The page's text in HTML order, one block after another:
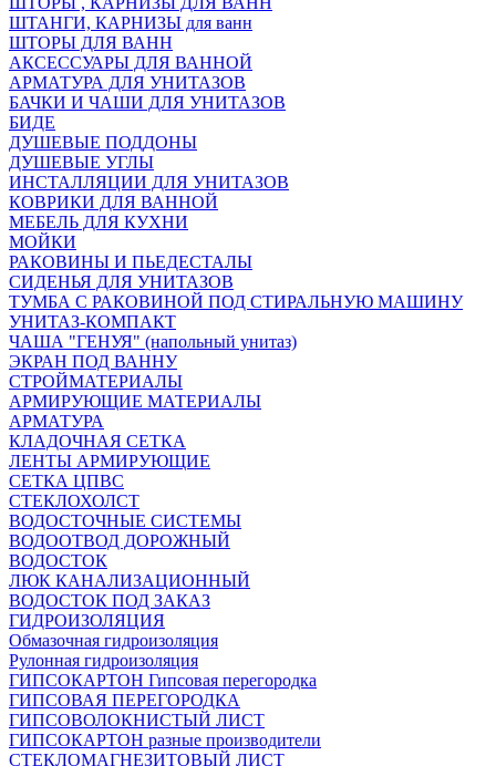
ШТАНГИ, КАРНИЗЫ для ванн
ШТОРЫ ДЛЯ ВАНН
АКСЕССУАРЫ ДЛЯ ВАННОЙ
АРМАТУРА ДЛЯ УНИТАЗОВ
БАЧКИ И ЧАШИ ДЛЯ УНИТАЗОВ
БИДЕ
ДУШЕВЫЕ ПОДДОНЫ
ДУШЕВЫЕ УГЛЫ
ИНСТАЛЛЯЦИИ ДЛЯ УНИТАЗОВ
КОВРИКИ ДЛЯ ВАННОЙ
МЕБЕЛЬ ДЛЯ КУХНИ
МОЙКИ
РАКОВИНЫ И ПЬЕДЕСТАЛЫ
СИДЕНЬЯ ДЛЯ УНИТАЗОВ
ТУМБА С РАКОВИНОЙ ПОД СТИРАЛЬНУЮ МАШИНУ
УНИТАЗ-КОМПАКТ
ЧАША "ГЕНУЯ" (напольный унитаз)
ЭКРАН ПОД ВАННУ
СТРОЙМАТЕРИАЛЫ
АРМИРУЮЩИЕ МАТЕРИАЛЫ
АРМАТУРА
КЛАДОЧНАЯ СЕТКА
ЛЕНТЫ АРМИРУЮЩИЕ
СЕТКА ЦПВС
СТЕКЛОХОЛСТ
ВОДОСТОЧНЫЕ СИСТЕМЫ
ВОДООТВОД ДОРОЖНЫЙ
ВОДОСТОК
ЛЮК КАНАЛИЗАЦИОННЫЙ
ВОДОСТОК ПОД ЗАКАЗ
ГИДРОИЗОЛЯЦИЯ
Обмазочная гидроизоляция
Рулонная гидроизоляция
ГИПСОКАРТОН Гипсовая перегородка
ГИПСОВАЯ ПЕРЕГОРОДКА
ГИПСОВОЛОКНИСТЫЙ ЛИСТ
ГИПСОКАРТОН разные производители
СТЕКЛОМАГНЕЗИТОВЫЙ ЛИСТ